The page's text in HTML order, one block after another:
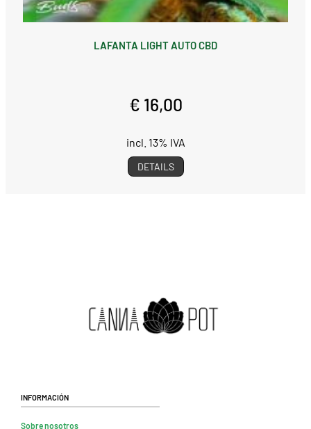
LAFANTA LIGHT AUTO CBD
€ 16,00
incl. 13% IVA
DETAILS
Información
Sobre nosotros